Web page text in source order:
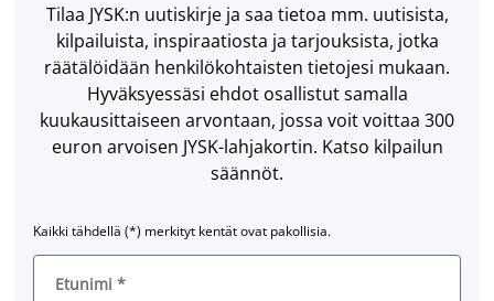
Tilaa JYSK:n uutiskirje ja saa tietoa mm. uutisista,
kilpailuista, inspiraatiosta ja tarjouksista, jotka
räätälöidään henkilökohtaisten tietojesi mukaan.
Hyväksyessäsi ehdot osallistut samalla
kuukausittaiseen arvontaan, jossa voit voittaa 300
euron arvoisen JYSK-lahjakortin. Katso kilpailun
säännöt.
Kaikki tähdellä (*) merkityt kentät ovat pakollisia.
Etunimi *